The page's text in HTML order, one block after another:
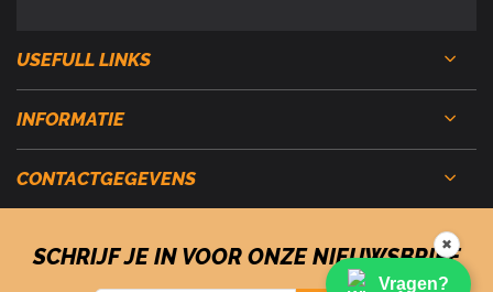
USEFULL LINKS
INFORMATIE
CONTACTGEGEVENS
SCHRIJF JE IN VOOR ONZE NIEUWSBRIEF
✖
Vragen?